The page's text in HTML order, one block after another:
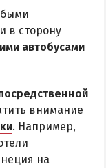
в сторону
автобусами
внимание
. Например,
на